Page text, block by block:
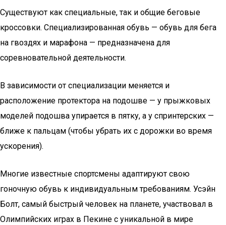
Существуют как специальные, так и общие беговые
кроссовки. Специализированная обувь — обувь для бега
на гвоздях и марафона — предназначена для
соревновательной деятельности.
В зависимости от специализации меняется и
расположение протектора на подошве — у прыжковых
моделей подошва упирается в пятку, а у спринтерских —
ближе к пальцам (чтобы убрать их с дорожки во время
ускорения).
Многие известные спортсмены адаптируют свою
гоночную обувь к индивидуальным требованиям. Усэйн
Болт, самый быстрый человек на планете, участвовал в
Олимпийских играх в Пекине с уникальной в мире